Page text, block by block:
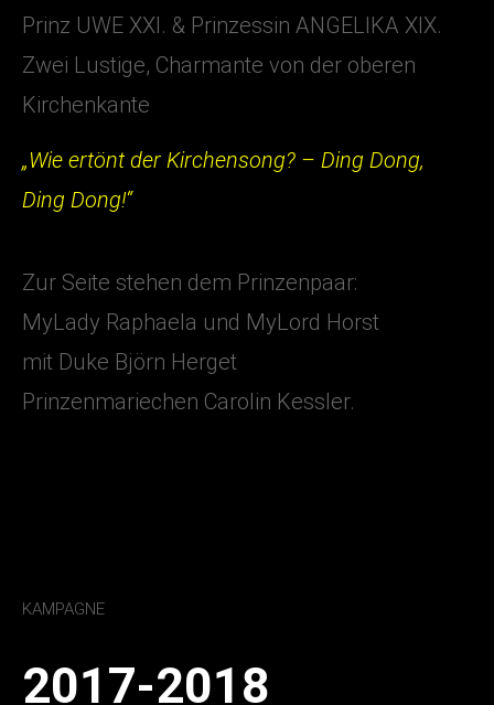
Prinz UWE XXI. & Prinzessin ANGELIKA XIX.
Zwei Lustige, Charmante von der oberen
Kirchenkante
„Wie ertönt der Kirchensong? – Ding Dong,
Ding Dong!“
Zur Seite stehen dem Prinzenpaar:
MyLady Raphaela und MyLord Horst
mit Duke Björn Herget
Prinzenmariechen Carolin Kessler.
KAMPAGNE
2017-2018